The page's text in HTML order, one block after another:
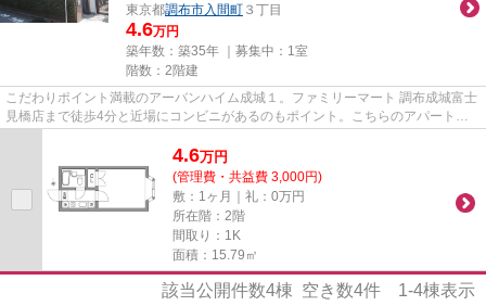
東京都調布市 入間町 ３丁目
4.6万円
築年数：築35年 ｜募集中： 1室
階数：2階建
こだわりポイント満載のアーバンハイム成城１。ファミリーマート 調布成城富士
見橋店まで徒歩4分と近場にコンビニがあるのもポイント。こちらのアパートは
陽当たりが良好です。最上階...
4.6万円
(管理費・共益費 3,000円)
敷：1ヶ月｜礼：0万円
所在階：2階
間取り：1K
面積：15.79㎡
該当公開件数4棟 空き数4件 1-4棟表示